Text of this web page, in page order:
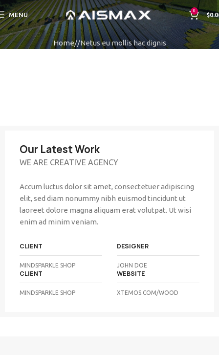
MENU
0
$
Home Netus eu mollis hac dignis
Our Latest Work
WE ARE CREATIVE AGENCY
Accum luctus dolor sit amet, consectetuer adipiscing
elit, sed diam nonummy nibh euismod tincidunt ut
laoreet dolore magna aliquam erat volutpat. Ut wisi
enim ad minim veniam.
CLIENT
MINDSPARKLE SHOP
DESIGNER
JOHN DOE
CLIENT
MINDSPARKLE SHOP
WEBSITE
XTEMOS.COM/WOOD